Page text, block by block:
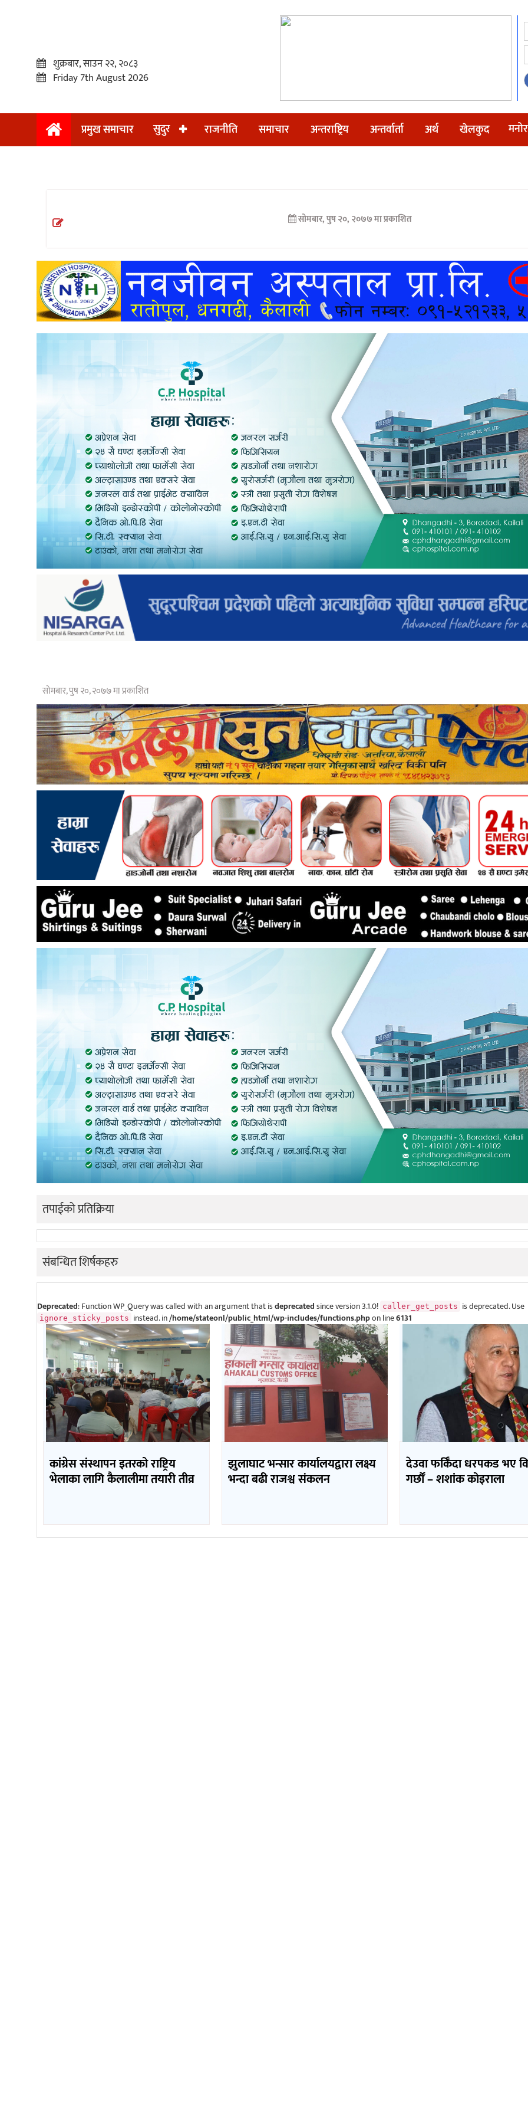
प्रमुख
अन्तराष्ट्रिय
अन्तर्वार्ता
खेलकुद
शुक्रबार, साउन २२, २०८३
Friday 7th August 2026
प्रमुख समाचार सुदुर राजनीति समाचार अन्तराष्ट्रिय अन्तर्वार्ता अर्थ खेलकुद
सोमबार, पुष २०, २०७७ मा प्रकाशित
सोमबार, पुष २०, २०७७ मा प्रकाशित
तपाईको प्रतिक्रिया
संबन्धित शिर्षकहरु
Deprecated: Function WP_Query was called with an argument that isdeprecatedsince version 3.1.0! caller_get_posts is deprecated. Use
ignore_sticky_posts instead. in/home/stateonl/public_html/wp-includes/functions.phpon line6131
कांग्रेस संस्थापन इतरको राष्ट्रिय
भेलाका लागि कैलालीमा तयारी तीव्र
झुलाघाट भन्सार कार्यालयद्वारा लक्ष्य
भन्दा बढी राजश्व संकलन
देउवा फर्किँदा धरपकड भए
गर्छौँं – शशांक कोइराला